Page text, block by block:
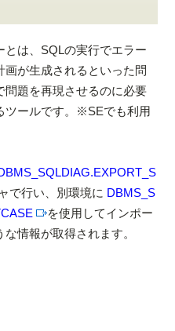
とは、SQLの実行でエラー
が生成されるといった問
問題を再現させるのに必要
ツールです。※SEでも利用
で行い、別環境に DBMS_S
を使用してインポー
情報が取得されます。